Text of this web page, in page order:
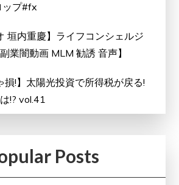
ップ#fx
垣内重慶】ライフコンシェルジ
業闇動画 MLM 勧誘 音声】
損!】太陽光投資で所得税が戻る!
!? vol.41
Posts